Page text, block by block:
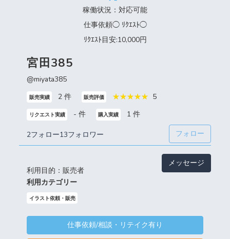
稼働状況：対応可能
仕事依頼◯ ﾘｸｴｽﾄ◯
ﾘｸｴｽﾄ目安:10,000円
宮田385
@miyata385
販売実績 2 件 販売評価 5
リクエスト実績 - 件 購入実績 1 件
2フォロー13フォロワー フォロー
利用目的：販売者
メッセージ
利用カテゴリー
イラスト依頼・販売
仕事依頼/相談・リテイク有り